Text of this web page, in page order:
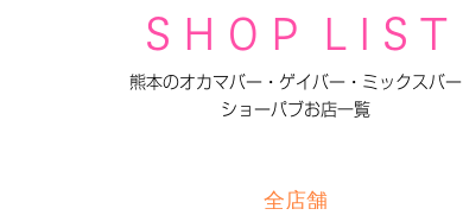
S H O P L I S T
熊本のオカマバー・ゲイバー・ミックスバー
ショーパブお店一覧
全店舗